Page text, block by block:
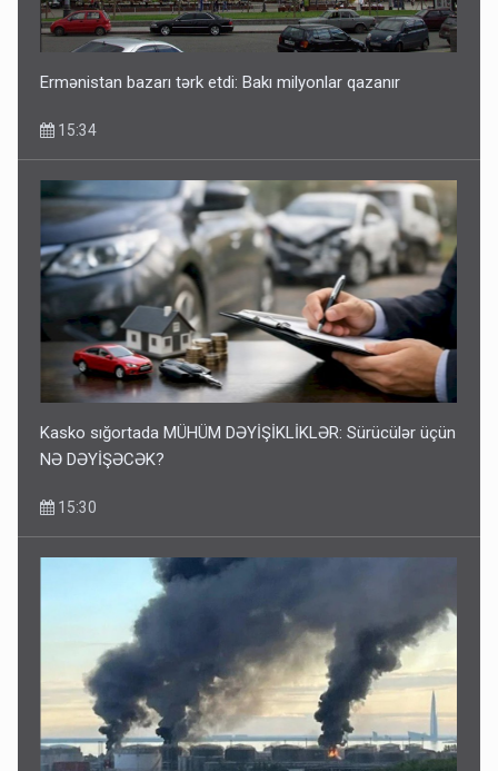
Ermənistan bazarı tərk etdi: Bakı milyonlar qazanır
15:34
Kasko sığortada MÜHÜM DƏYİŞİKLİKLƏR: Sürücülər üçün
NƏ DƏYİŞƏCƏK?
15:30